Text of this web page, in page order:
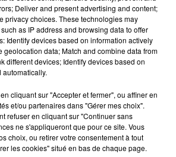
sentiers poussettes de la Vallée
Villé
2026
Hoerdt, de l’eau brune sort des
Deliver and present advertising and content;
privacy choices. These technologies may
as IP address and browsing data to offer
Identify devices based on information actively
geolocation data; Match and combine data from
different devices; Identify devices based on
cliquant sur "Accepter et fermer", ou affiner en
et/ou partenaires dans "Gérer mes choix".
refuser en cliquant sur "Continuer sans
ne s'appliqueront que pour ce site. Vous
choix, ou retirer votre consentement à tout
les cookies" situé en bas de chaque page.